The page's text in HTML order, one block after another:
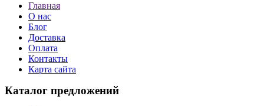
Главная
О нас
Блог
Доставка
Оплата
Контакты
Карта сайта
Каталог предложений